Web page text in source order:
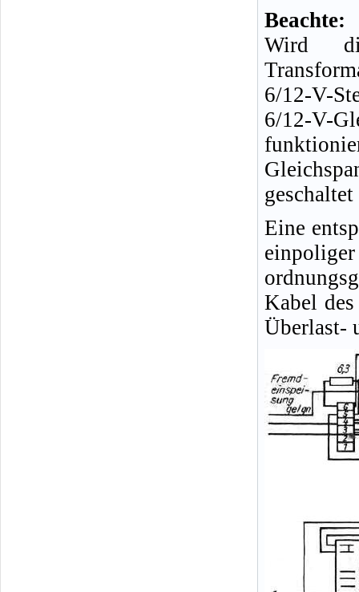
Beachte:
Wird
6/12-V-
6/12-V-
Eine
Kabel
Überlast-